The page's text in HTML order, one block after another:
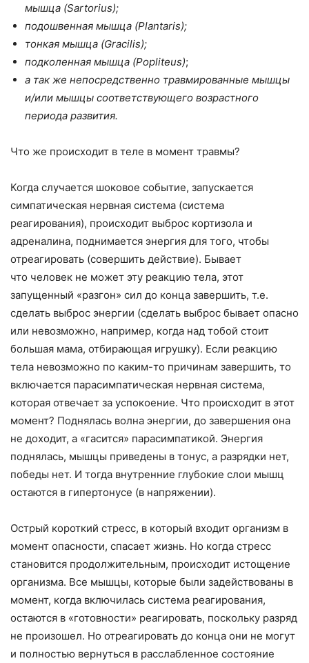
мышца (Sartorius);
подошвенная мышца (Plantaris);
тонкая мышца (Gracilis);
подколенная мышца (Popliteus);
а так же непосредственно травмированные мышцы
и/или мышцы соответствующего возрастного
периода развития.
Что же происходит в теле в момент травмы?
Когда случается шоковое событие, запускается
симпатическая нервная система (система
реагирования), происходит выброс кортизола и
адреналина, поднимается энергия для того, чтобы
отреагировать (совершить действие). Бывает
что человек не может эту реакцию тела, этот
запущенный «разгон» сил до конца завершить, т.е.
сделать выброс энергии (сделать выброс бывает опасно
или невозможно, например, когда над тобой стоит
большая мама, отбирающая игрушку). Если реакцию
тела невозможно по каким-то причинам завершить, то
включается парасимпатическая нервная система,
которая отвечает за успокоение. Что происходит в этот
момент? Поднялась волна энергии, до завершения она
не доходит, а «гасится» парасимпатикой. Энергия
поднялась, мышцы приведены в тонус, а разрядки нет,
победы нет. И тогда внутренние глубокие слои мышц
остаются в гипертонусе (в напряжении).
Острый короткий стресс, в который входит организм в
момент опасности, спасает жизнь. Но когда стресс
становится продолжительным, происходит истощение
организма. Все мышцы, которые были задействованы в
момент, когда включилась система реагирования,
остаются в «готовности» реагировать, поскольку разряд
не произошел. Но отреагировать до конца они не могут
и полностью вернуться в расслабленное состояние